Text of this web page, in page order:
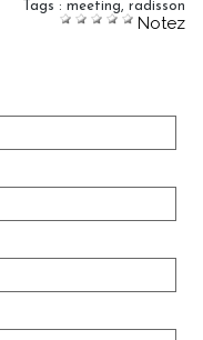
Tags : meeting, radisson
Notez